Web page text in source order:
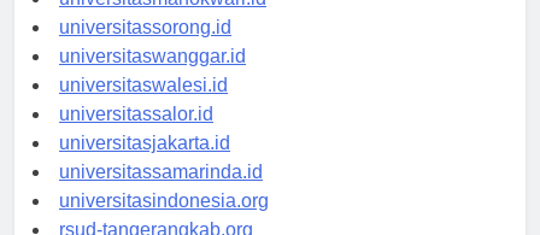
universitasmanokwari.id
universitassorong.id
universitaswanggar.id
universitaswalesi.id
universitassalor.id
universitasjakarta.id
universitassamarinda.id
universitasindonesia.org